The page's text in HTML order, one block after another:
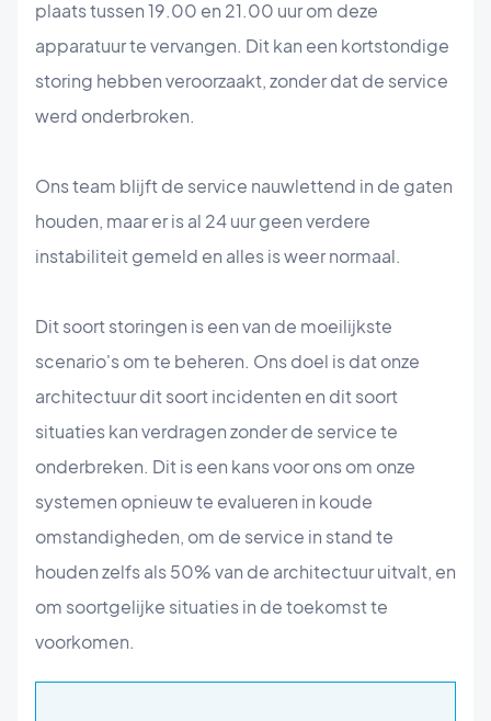
plaats tussen 19.00 en 21.00 uur om deze
apparatuur te vervangen. Dit kan een kortstondige
storing hebben veroorzaakt, zonder dat de service
werd onderbroken.
Ons team blijft de service nauwlettend in de gaten
houden, maar er is al 24 uur geen verdere
instabiliteit gemeld en alles is weer normaal.
Dit soort storingen is een van de moeilijkste
scenario's om te beheren. Ons doel is dat onze
architectuur dit soort incidenten en dit soort
situaties kan verdragen zonder de service te
onderbreken. Dit is een kans voor ons om onze
systemen opnieuw te evalueren in koude
omstandigheden, om de service in stand te
houden zelfs als 50% van de architectuur uitvalt, en
om soortgelijke situaties in de toekomst te
voorkomen.